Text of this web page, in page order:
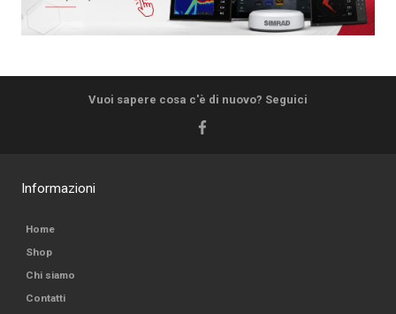
Vuoi sapere cosa c'è di nuovo? Seguici
Informazioni
Home
Shop
Chi siamo
Contatti